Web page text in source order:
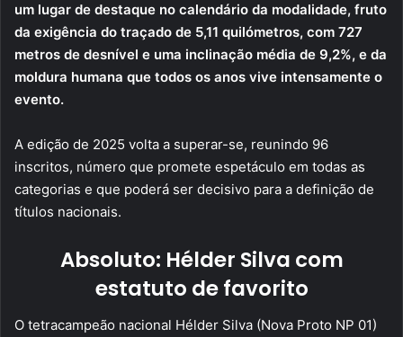
um lugar de destaque no calendário da modalidade, fruto
da exigência do traçado de 5,11 quilómetros, com 727
metros de desnível e uma inclinação média de 9,2%, e da
moldura humana que todos os anos vive intensamente o
evento.
A edição de 2025 volta a superar-se, reunindo 96
inscritos, número que promete espetáculo em todas as
categorias e que poderá ser decisivo para a definição de
títulos nacionais.
Absoluto: Hélder Silva com
estatuto de favorito
O tetracampeão nacional Hélder Silva (Nova Proto NP 01)